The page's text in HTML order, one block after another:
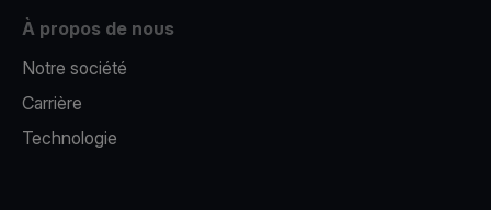
À propos de nous
Notre société
Carrière
Technologie